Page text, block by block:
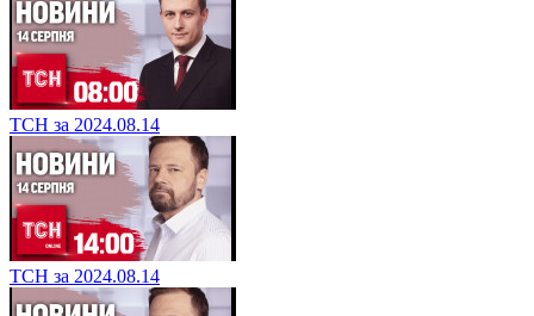
ТСН за 2024.08.14
ТСН за 2024.08.14